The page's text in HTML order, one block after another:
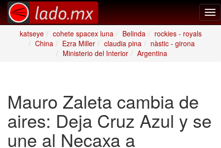
katseye
cohete spacex luna Belinda
rockies - royals
China
Ezra Miller claudia pina
nàstic - girona
Ministerio del Interior
Argentina
Mauro Zaleta cambia de
aires: Deja Cruz Azul y se
une al Necaxa a